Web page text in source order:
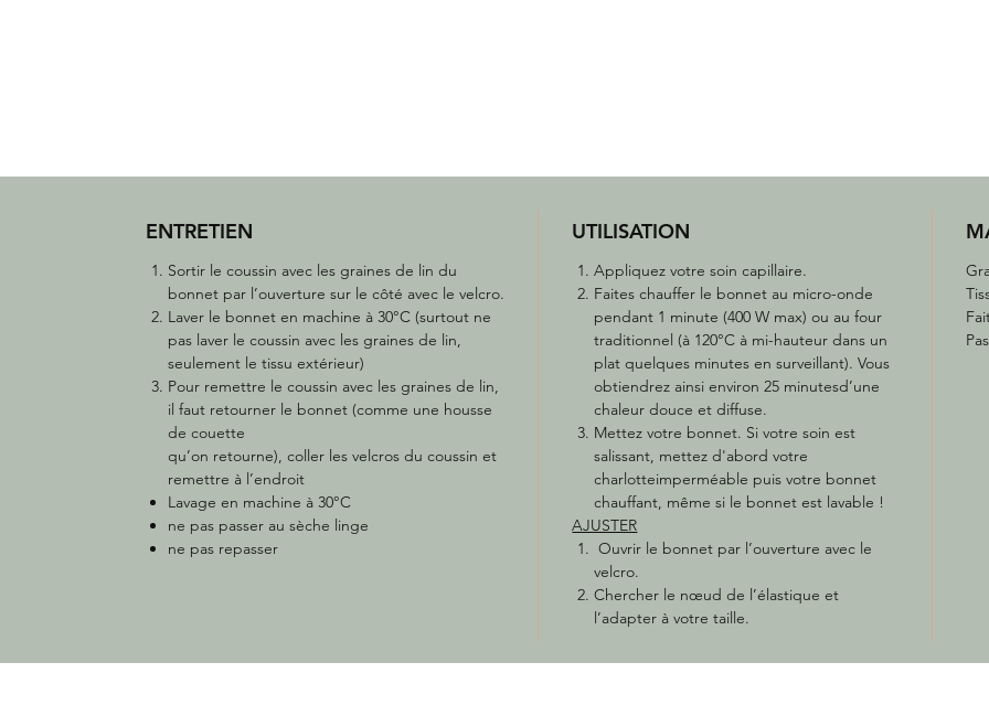
ENTRETIEN
Sortir le coussin avec les graines de lin du
bonnet par l’ouverture sur le côté avec le velcro.
Laver le bonnet en machine à 30°C (surtout ne
pas laver le coussin avec les graines de lin,
seulement le tissu extérieur)
Pour remettre le coussin avec les graines de lin,
il faut retourner le bonnet (comme une housse
de couette
qu’on retourne), coller les velcros du coussin et
remettre à l’endroit
Lavage en machine à 30°C
ne pas passer au sèche linge
ne pas repasser
UTILISATION
Appliquez votre soin capillaire.
Faites chauffer le bonnet au micro-onde
pendant 1 minute (400 W max) ou au four
traditionnel (à 120°C à mi-hauteur dans un
plat quelques minutes en surveillant). Vous
obtiendrez ainsi environ 25 minutesd’une
chaleur douce et diffuse.
Mettez votre bonnet. Si votre soin est
salissant, mettez d'abord votre
charlotteimperméable puis votre bonnet
chauffant, même si le bonnet est lavable !
AJUSTER
Ouvrir le bonnet par l’ouverture avec le
velcro.
Chercher le nœud de l’élastique et
l’adapter à votre taille.